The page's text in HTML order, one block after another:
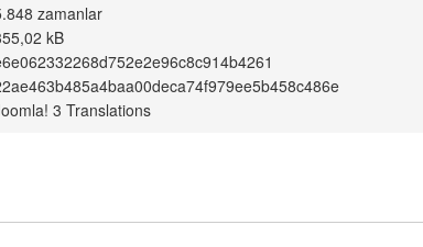
zamanlar
kB
3 Translations